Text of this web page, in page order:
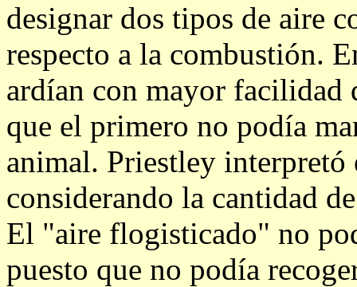
designar dos tipos de aire
respecto a la combustión.
ardían con mayor facilidad
que el primero no podía
animal. Priestley interpretó
considerando la cantidad
El "aire flogisticado" no
puesto que no podía